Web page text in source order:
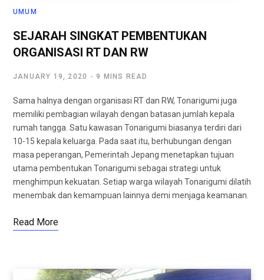
UMUM
SEJARAH SINGKAT PEMBENTUKAN
ORGANISASI RT DAN RW
JANUARY 19, 2020 9 MINS READ
Sama halnya dengan organisasi RT dan RW, Tonarigumi juga
memiliki pembagian wilayah dengan batasan jumlah kepala
rumah tangga. Satu kawasan Tonarigumi biasanya terdiri dari
10-15 kepala keluarga. Pada saat itu, berhubungan dengan
masa peperangan, Pemerintah Jepang menetapkan tujuan
utama pembentukan Tonarigumi sebagai strategi untuk
menghimpun kekuatan. Setiap warga wilayah Tonarigumi dilatih
menembak dan kemampuan lainnya demi menjaga keamanan.
Read More